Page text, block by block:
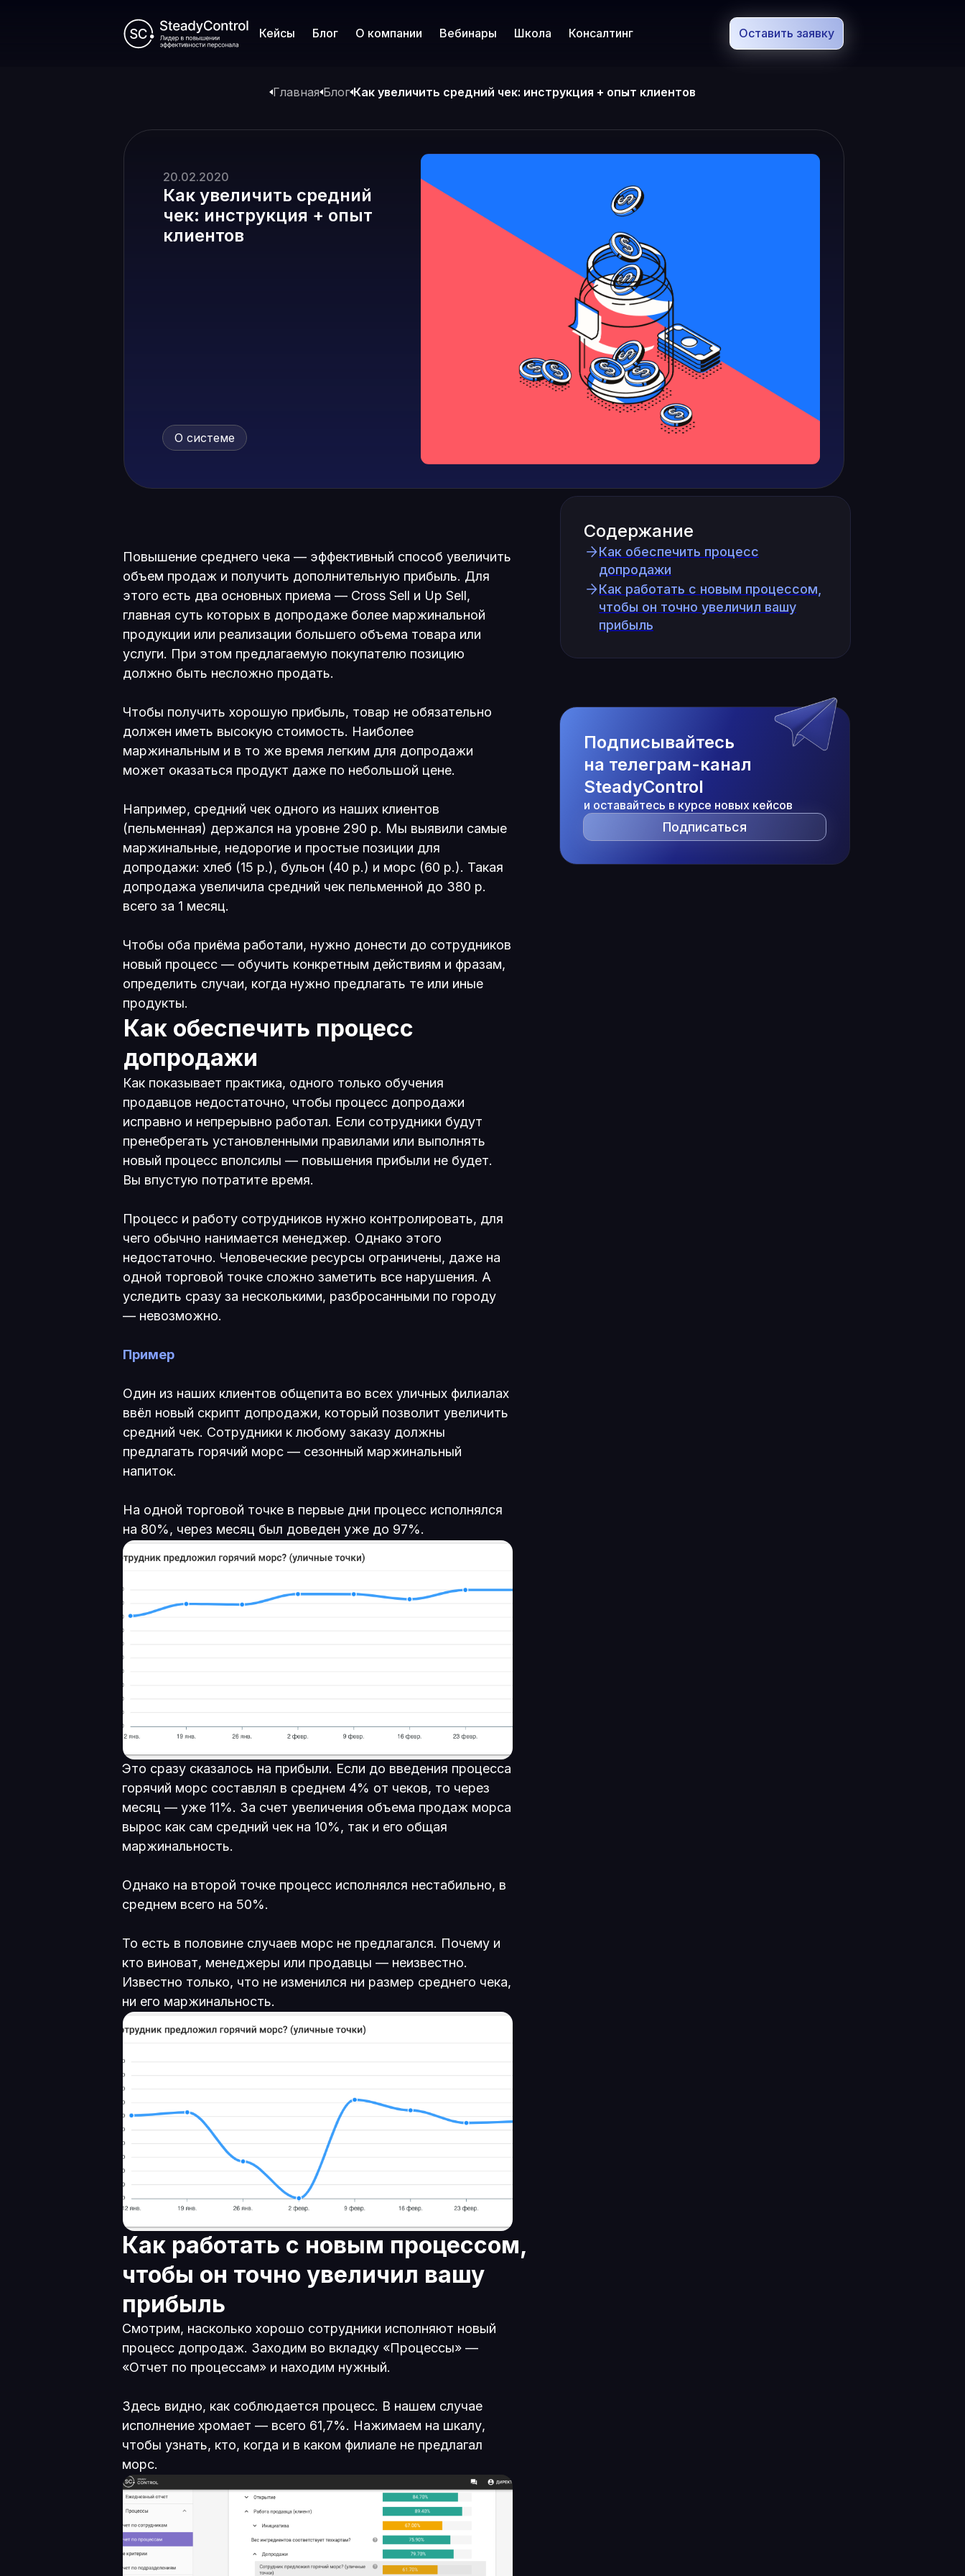
Оставить заявку
Кейсы Блог О компании Вебинары Школа Консалтинг
20.02.2020
Как увеличить средний
чек: инструкция + опыт
клиентов
О системе
Содержание
Как обеспечить процесс
допродажи
Как работать с новым процессом,
чтобы он точно увеличил вашу
прибыль
Подписывайтесь
на телеграм-канал
SteadyControl
и оставайтесь в курсе новых кейсов
Подписаться
Повышение среднего чека — эффективный способ увеличить
объем продаж и получить дополнительную прибыль. Для
этого есть два основных приема — Cross Sell и Up Sell,
главная суть которых в допродаже более маржинальной
продукции или реализации большего объема товара или
услуги. При этом предлагаемую покупателю позицию
должно быть несложно продать.
Чтобы получить хорошую прибыль, товар не обязательно
должен иметь высокую стоимость. Наиболее
маржинальным и в то же время легким для допродажи
может оказаться продукт даже по небольшой цене.
Например, средний чек одного из наших клиентов
(пельменная) держался на уровне 290 р. Мы выявили самые
маржинальные, недорогие и простые позиции для
допродажи: хлеб (15 р.), бульон (40 р.) и морс (60 р.). Такая
допродажа увеличила средний чек пельменной до 380 р.
всего за 1 месяц.
Чтобы оба приёма работали, нужно донести до сотрудников
новый процесс — обучить конкретным действиям и фразам,
определить случаи, когда нужно предлагать те или иные
продукты.
Как обеспечить процесс
допродажи
Как показывает практика, одного только обучения
продавцов недостаточно, чтобы процесс допродажи
исправно и непрерывно работал. Если сотрудники будут
пренебрегать установленными правилами или выполнять
новый процесс вполсилы — повышения прибыли не будет.
Вы впустую потратите время.
Процесс и работу сотрудников нужно контролировать, для
чего обычно нанимается менеджер. Однако этого
недостаточно. Человеческие ресурсы ограничены, даже на
одной торговой точке сложно заметить все нарушения. А
уследить сразу за несколькими, разбросанными по городу
— невозможно.
Пример
Один из наших клиентов общепита во всех уличных филиалах
ввёл новый скрипт допродажи, который позволит увеличить
средний чек. Сотрудники к любому заказу должны
предлагать горячий морс — сезонный маржинальный
напиток.
На одной торговой точке в первые дни процесс исполнялся
на 80%, через месяц был доведен уже до 97%.
Это сразу сказалось на прибыли. Если до введения процесса
горячий морс составлял в среднем 4% от чеков, то через
месяц — уже 11%. За счет увеличения объема продаж морса
вырос как сам средний чек на 10%, так и его общая
маржинальность.
Однако на второй точке процесс исполнялся нестабильно, в
среднем всего на 50%.
То есть в половине случаев морс не предлагался. Почему и
кто виноват, менеджеры или продавцы — неизвестно.
Известно только, что не изменился ни размер среднего чека,
ни его маржинальность.
Как работать с новым процессом,
чтобы он точно увеличил вашу
прибыль
Смотрим, насколько хорошо сотрудники исполняют новый
процесс допродаж. Заходим во вкладку «Процессы» —
«Отчет по процессам» и находим нужный.
Здесь видно, как соблюдается процесс. В нашем случае
исполнение хромает — всего 61,7%. Нажимаем на шкалу,
чтобы узнать, кто, когда и в каком филиале не предлагал
морс.
Главная Блог Как увеличить средний чек: инструкция + опыт клиентов